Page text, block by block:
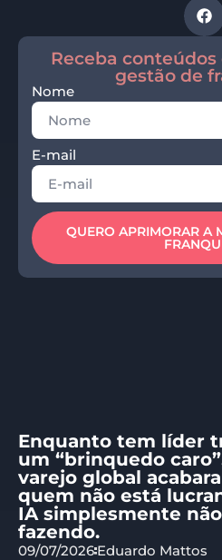
Receba conteúdos
gestão de
Nome
E-mail
QUERO APRIMORAR A
Enquanto tem líder
um “brinquedo
varejo global
quem não está
IA simplesmente
fazendo.
09/07/2026 Eduardo Mattos